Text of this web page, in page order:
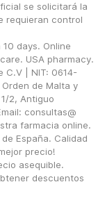
se solicitará la
requieran control
days. Online
USA pharmacy.
C.V | NIT: 0614-
de Malta y
2, Antiguo
consultas@
farmacia online.
España. Calidad
precio!
asequible.
descuentos